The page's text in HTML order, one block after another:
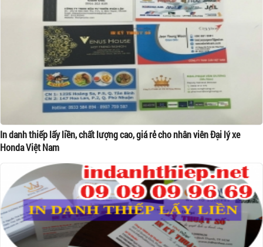
In danh thiếp lấy liền, chất lượng cao, giá rẻ cho nhân viên Đại lý xe
Honda Việt Nam